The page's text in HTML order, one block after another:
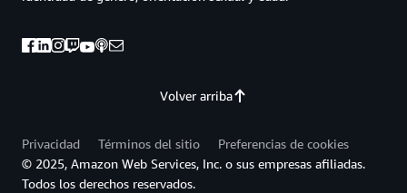
Volver arriba
Privacidad Términos del sitio
Preferencias de cookies
© 2025, Amazon Web Services, Inc. o sus empresas afiliadas.
Todos los derechos reservados.